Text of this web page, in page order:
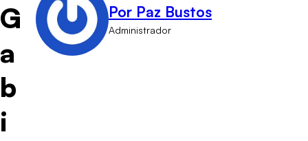
G
a
b
i
Por Paz Bustos
Administrador